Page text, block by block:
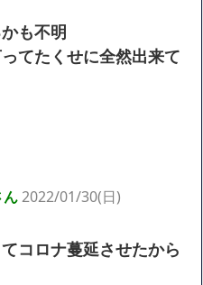
も不明
てたくせに全然出来て
ん2022/01/30(日)
コロナ蔓延させたから